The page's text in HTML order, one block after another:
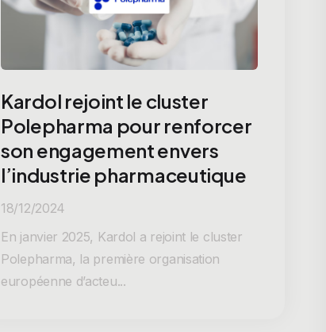
Kardol rejoint le cluster
Polepharma pour renforcer
son engagement envers
l’industrie pharmaceutique
18/12/2024
En janvier 2025, Kardol a rejoint le cluster
Polepharma, la première organisation
européenne d’acteu...